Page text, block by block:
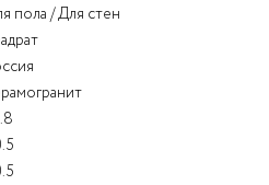
пола / Для стен